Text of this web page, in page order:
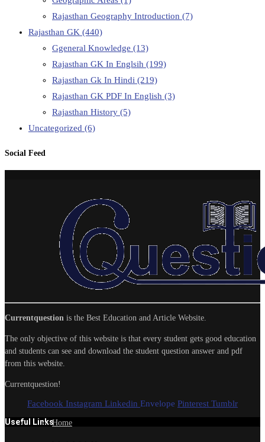
Rajasthan Geography Introduction (7)
Rajasthan GK (440)
Ggeneral Knowledge (13)
Rajasthan GK In Englsih (199)
Rajasthan Gk In Hindi (219)
Rajasthan GK PDF In English (3)
Rajasthan History (5)
Uncategorized (6)
Social Feed
Currentquestion is the Best Education and Article Website.
The only objective of this website is that every student gets good education
and students can see and download the student question answer and pdf
from this website.
Currentquestion!
Facebook Instagram Linkedin Envelope Pinterest Tumblr
Useful LinksHome